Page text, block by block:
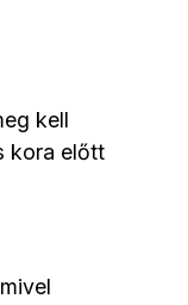
kell
kora előtt